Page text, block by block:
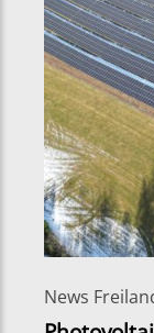
News